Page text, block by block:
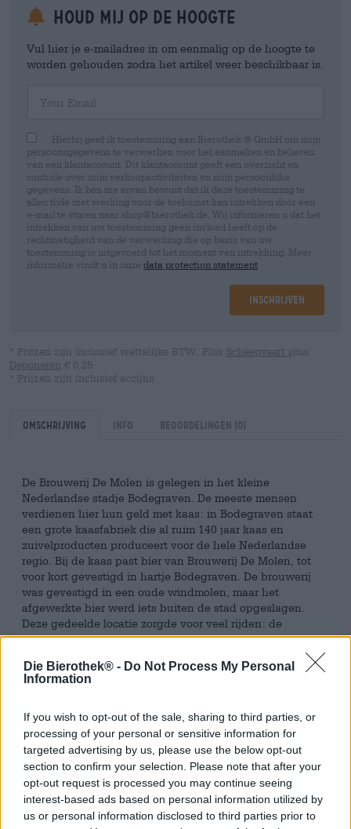
Die Bierothek® - Do Not Process My Personal
Information
If you wish to opt-out of the sale, sharing to third parties, or
processing of your personal or sensitive information for
targeted advertising by us, please use the below opt-out
section to confirm your selection. Please note that after your
opt-out request is processed you may continue seeing
interest-based ads based on personal information utilized by
us or personal information disclosed to third parties prior to
Houd mij op de hoogte
Vul hier je e-mailadres in om eenmalig op de hoogte te
worden gehouden zodra het artikel weer beschikbaar is.
Hierbij geef ik toestemming aan Bierothek ® GmbH om mijn
persoonsgegevens te verwerken voor het aanmaken en beheren
van een klantaccount. Dit klantaccount geeft een overzicht en
controle over mijn verkoopactiviteiten en mijn persoonlijke
gegevens. Ik ben me ervan bewust dat ik deze toestemming te
allen tijde met werking voor de toekomst kan intrekken door een
e-mail te sturen naar shop@bierothek.de. Wij informeren u dat het
intrekken van uw toestemming geen invloed heeft op de
rechtmatigheid van de verwerking die op basis van uw
toestemming is uitgevoerd tot het moment van intrekking. Meer
informatie vindt u in onze data protection statement
Inschrijven
* Prijzen zijn inclusief wettelijke BTW. Plus Scheepvaart plus
Deponeren € 0,25
* Prijzen zijn inclusief accijns
Omschrijving Info Beoordelingen (0)
De Brouwerij De Molen is gelegen in het kleine
Nederlandse stadje Bodegraven. De meeste mensen
verdienen hier hun geld met kaas: in Bodegraven staat
een grote kaasfabriek die al ruim 140 jaar kaas en
zuivelproducten produceert voor de hele Nederlandse
regio. Bij de kaas past bier van Brouwerij De Molen, tot
voor kort gevestigd in hartje Bodegraven. De brouwerij
was gevestigd in een oude windmolen, maar het
afgewerkte bier werd iets buiten de stad opgeslagen.
Deze gedeelde locatie zorgde voor veel rijden: de
medewerkers moesten duizenden keren van de brouwerij
naar het magazijn rijden en weer terug voordat ze in 2012
met al hun bagage van de windmolen naar een ruimer
pand werden verplaatst.
Ter ere van het grote heen en weer (en wellicht ook om
het einde ervan te vieren) heeft het team een biertje
bedacht. Heen & Weer is een tripel met een krachtig
alcoholpercentage van 9,0% en een vol karakter.
Heen & Weer wordt geleverd in een glinsterend vosrood
kopergoud en completeert zijn aantrekkelijke uiterlijk met
een donzige, witte schuimkraag. De geur en smaak